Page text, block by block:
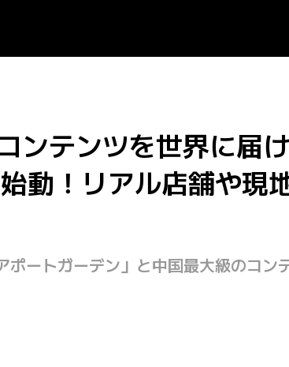
ンテンツを世界に届
動！リアル店舗や現
ートガーデン」と中国最大級のコン